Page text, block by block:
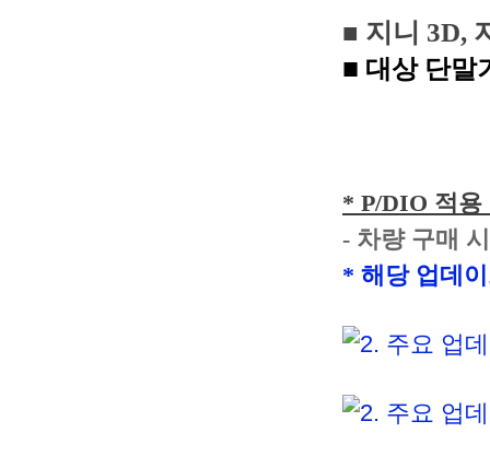
■ 지니 3D,
■ 대상 단말
* P/DIO 적용
- 차량 구매
* 해당 업데